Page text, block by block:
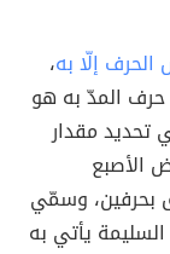
إلّا به،
حرف المدّ به هو
تحديد مقدار
الأصبع
بحرفين، وسمّي
يأتي به